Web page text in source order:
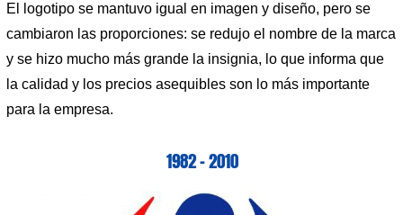
El logotipo se mantuvo igual en imagen y diseño, pero se
cambiaron las proporciones: se redujo el nombre de la marca
y se hizo mucho más grande la insignia, lo que informa que
la calidad y los precios asequibles son lo más importante
para la empresa.
1982 – 2010